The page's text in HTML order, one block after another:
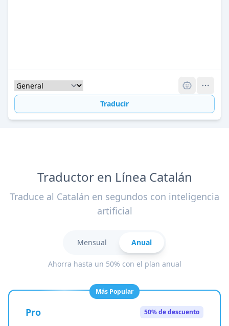
Traducir
Traductor en Línea Catalán
Traduce al Catalán en segundos con inteligencia
artificial
Mensual Anual
Ahorra hasta un 50% con el plan anual
Más Popular
Pro 50% de descuento